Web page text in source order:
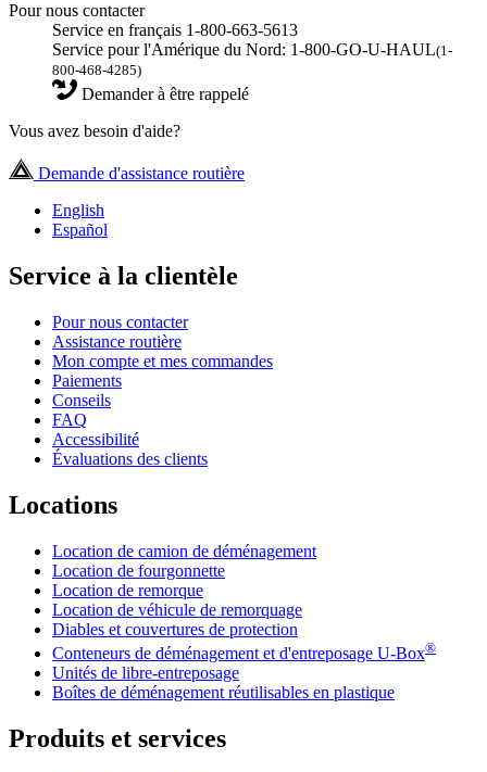
Pour nous contacter
Service en français 1-800-663-5613
Service pour l'Amérique du Nord: 1-800-GO-U-HAUL(1-
800-468-4285)
Demander à être rappelé
Vous avez besoin d'aide?
Demande d'assistance routière
English
Español
Service à la clientèle
Pour nous contacter
Assistance routière
Mon compte et mes commandes
Paiements
Conseils
FAQ
Accessibilité
Évaluations des clients
Locations
Location de camion de déménagement
Location de fourgonnette
Location de remorque
Location de véhicule de remorquage
Diables et couvertures de protection
Conteneurs de déménagement et d'entreposage U-Box®
Unités de libre-entreposage
Boîtes de déménagement réutilisables en plastique
Produits et services